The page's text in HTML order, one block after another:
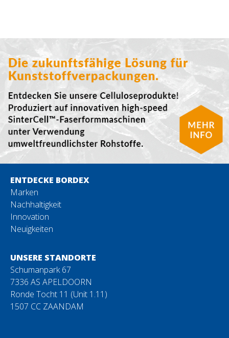
ENTDECKE BORDEX
Marken
Nachhaltigkeit
Innovation
Neuigkeiten
UNSERE STANDORTE
Schumanpark 67
7336 AS APELDOORN
Ronde Tocht 11 (Unit 1.11)
1507 CC ZAANDAM